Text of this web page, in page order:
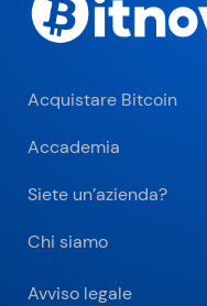
Acquistare Bitcoin
Accademia
Siete un’azienda?
Chi siamo
Avviso legale